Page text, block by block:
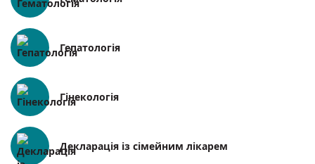
Гепатологія
Гінекологія
Декларація із сімейним лікарем